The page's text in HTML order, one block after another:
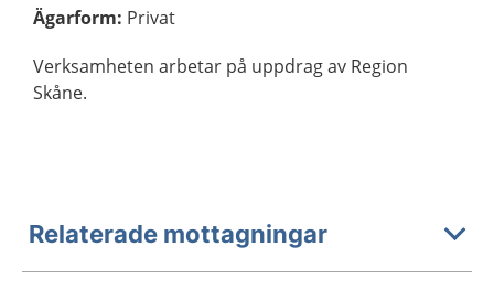
Ägarform: Privat
Verksamheten arbetar på uppdrag av Region
Skåne.
Relaterade mottagningar